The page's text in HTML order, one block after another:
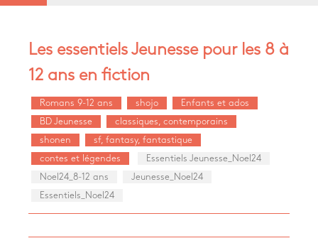
Les essentiels Jeunesse pour les 8 à
12 ans en fiction
Romans 9-12 ans shojo Enfants et ados
BD Jeunesse classiques, contemporains
shonen sf, fantasy, fantastique
contes et légendes Essentiels Jeunesse_Noel24
Noel24_8-12 ans Jeunesse_Noel24
Essentiels_Noel24